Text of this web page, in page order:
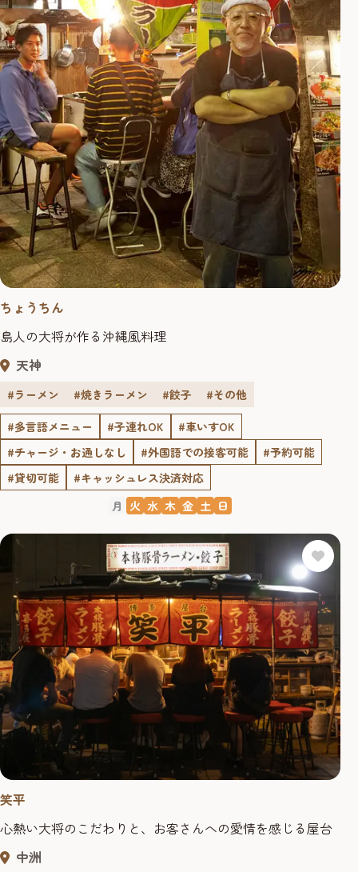
ちょうちん
島人の大将が作る沖縄風料理
天神
#ラーメン #焼きラーメン #餃子
#その他
#多言語メニュー
#子連れOK
#車いすOK
#チャージ・お通しなし
#外国語での接客可能
#予約可能
#貸切可能
#キャッシュレス決済対応
月 火 水 木 金 土 日
笑平
心熱い大将のこだわりと、お客さんへの愛情を感じる屋台
中洲